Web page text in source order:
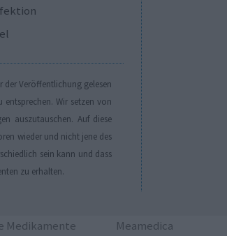
der Veröffentlichung gelesen
Wir setzen von
auszutauschen. Auf diese
wieder und nicht jene des
sein kann und dass
zu erhalten.
Medikamente Meamedica